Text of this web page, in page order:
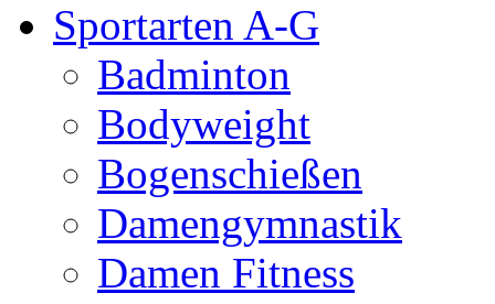
Sportarten A-G
Badminton
Bodyweight
Bogenschießen
Damengymnastik
Damen Fitness